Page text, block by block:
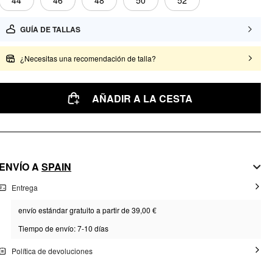
GUÍA DE TALLAS
¿Necesitas una recomendación de talla?
AÑADIR A LA CESTA
ENVÍO A SPAIN
Entrega
envío estándar gratuito a partir de 39,00 €
Tiempo de envío: 7-10 días
Política de devoluciones